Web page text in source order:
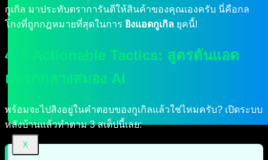
X
กูเกิล มาประทับตราการันตีให้สินค้าของคุณเองครับ นี่คือกล
โกงที่ถูกกฎหมายที่สุดในการ ยิงแอดกูเกิล ยุคนี้!
4. 3 Actionable Tactics: สูตรดันแอด
แทรกกลางสมอง AI
พร้อมจะไปสิงอยู่ในคำตอบของกูเกิลแล้วใช่ไหมครับ? เปิดระบบ
หลังบ้านแล้วทำตาม 3 สเต็ปนี้เลย: